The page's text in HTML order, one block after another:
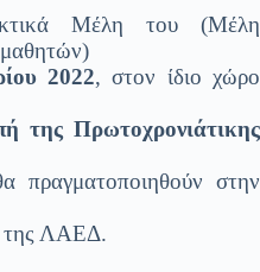
Μέλη του (Μέλη
2022, στον ίδιο χώρο
της Πρωτοχρονιάτικης
πραγματοποιηθούν στην
της ΛΑΕΔ.